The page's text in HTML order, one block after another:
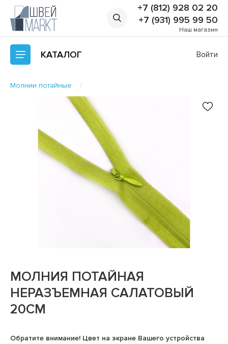
+7 (812) 928 02 20
+7 (931) 995 99 50
Наш магазин
КАТАЛОГ Войти
Молнии потайные
МОЛНИЯ ПОТАЙНАЯ
НЕРАЗЪЕМНАЯ САЛАТОВЫЙ
20СМ
Обратите внимание! Цвет на экране Вашего устройства